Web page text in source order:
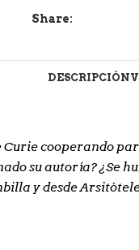
Share:
DESCRIPCIÓN
cooperando
su autoría? ¿Se
y desde